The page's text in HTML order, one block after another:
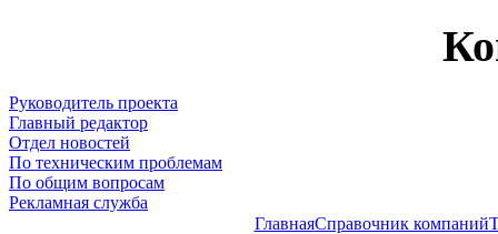
Руководитель проекта
Главный редактор
Отдел новостей
По техническим проблемам
По общим вопросам
Рекламная служба
ГлавнаяСправочник компаний